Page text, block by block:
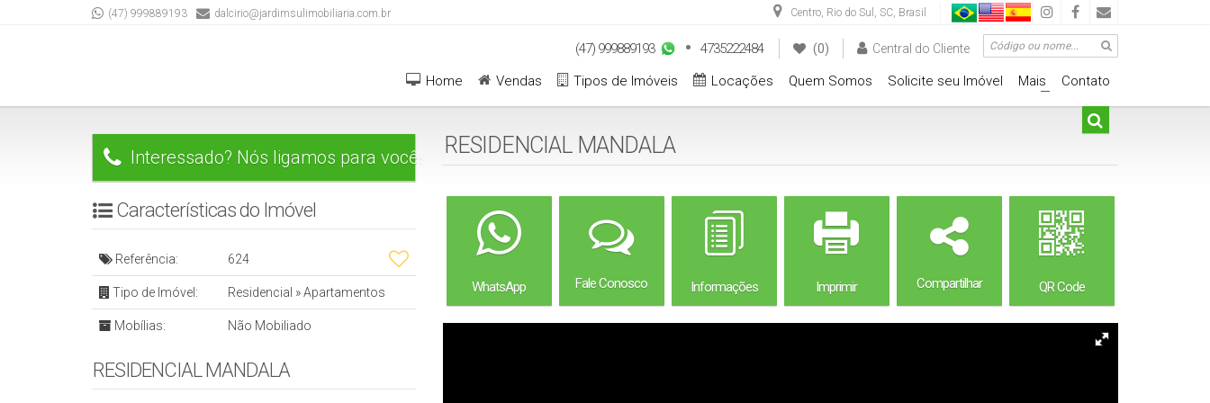
Centro, Rio do Sul , SC, Brasil
(47) 999889193 dalcirio@jardimsulimobiliaria.com.br
Central do Cliente
(0)
(47) 999889193
4735222484
Contato
+
Mais
Solicite seu Imóvel
Quem Somos
Locações
Tipos de Imóveis
Vendas
Home
Interessado? Nós ligamos para você!
Características do Imóvel
Referência: 624
Tipo de Imóvel: Residencial »Apartamentos
Mobílias: Não Mobiliado
RESIDENCIAL MANDALA
RESIDENCIAL MANDALA
WhatsApp Fale Conosco Informações Imprimir Compartilhar QR Code